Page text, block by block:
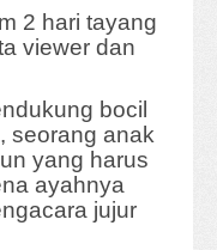
2 hari tayang
viewer dan
bocil
seorang anak
yang harus
ayahnya
jujur